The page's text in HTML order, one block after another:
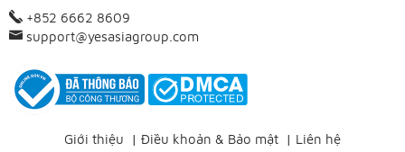
+852 6662 8609
support@yesasiagroup.com
Giới thiệu | Điều khoản & Bảo mật | Liên hệ